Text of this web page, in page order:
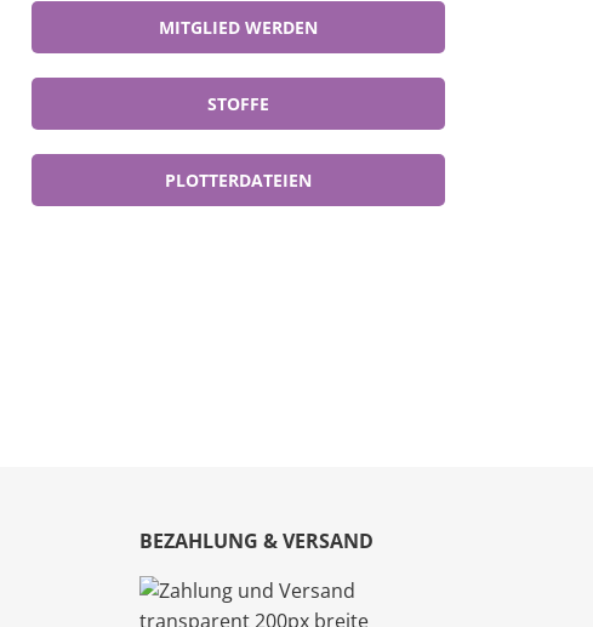
MITGLIED WERDEN
STOFFE
PLOTTERDATEIEN
BEZAHLUNG & VERSAND